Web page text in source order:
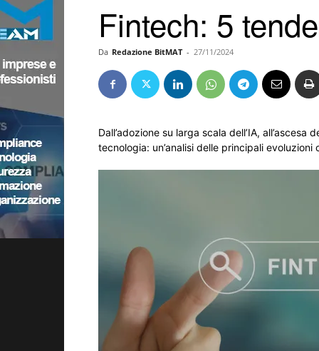
Fintech: 5
Da Redazione BitMAT - 27/11/2024
Dall’adozione su larga scala dell’IA,
tecnologia: un’analisi delle principali